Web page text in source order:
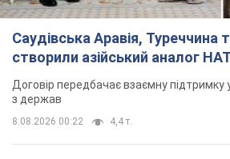
Саудівська Аравія, Туреччина
створили азійський аналог
Договір передбачає взаємну підтримку
з держав
8.08.2026 00:22 4,4 т.